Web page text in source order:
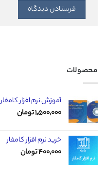
محصولات
آموزش نرم افزار کامفار
۱,۵۰۰,۰۰۰تومان
خرید نرم افزار کامفار
۴۰۰,۰۰۰تومان